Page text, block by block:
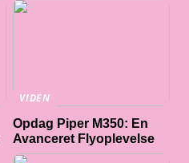
VIDEN
Opdag Piper M350: En
Avanceret Flyoplevelse